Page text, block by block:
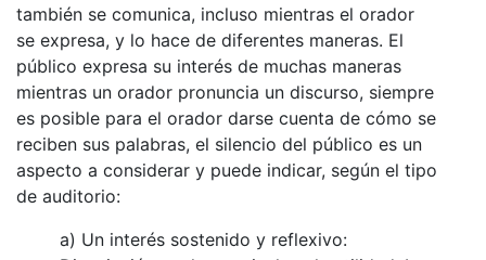
también se comunica, incluso mientras el orador
se expresa, y lo hace de diferentes maneras. El
público expresa su interés de muchas maneras
mientras un orador pronuncia un discurso, siempre
es posible para el orador darse cuenta de cómo se
reciben sus palabras, el silencio del público es un
aspecto a considerar y puede indicar, según el tipo
de auditorio:
a) Un interés sostenido y reflexivo: